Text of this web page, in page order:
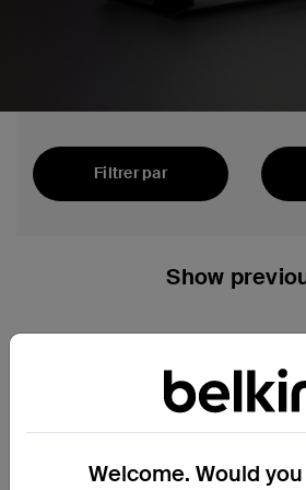
Filtrer par
Show
Welcome. Would